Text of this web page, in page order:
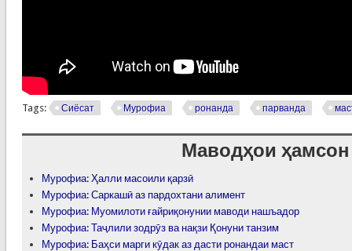
Tags: Сиёсат Мурофиа ронанда парванда
Маводҳои ҳамсон
Мурофиа: Ҳалли масоили қарзӣ
Мурофиа: Саркашӣ аз пардохтани алимент
Мурофиа: Муомилоти ғайриқонунии маводи нашъадор
Мурофиа: Таҷлили зодрӯз ва нақзи Қонуни танзим
Мурофиа: Баҳси марги кӯдак аз дасти ронандаи маст